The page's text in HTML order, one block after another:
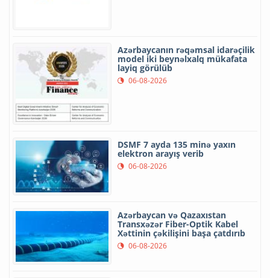
Azərbaycanın rəqəmsal idarəçilik
model iki beynəlxalq mükafata
layiq görülüb
06-08-2026
DSMF 7 ayda 135 minə yaxın
elektron arayış verib
06-08-2026
Azərbaycan və Qazaxıstan
Transxəzər Fiber-Optik Kabel
Xəttinin çəkilişini başa çatdırıb
06-08-2026